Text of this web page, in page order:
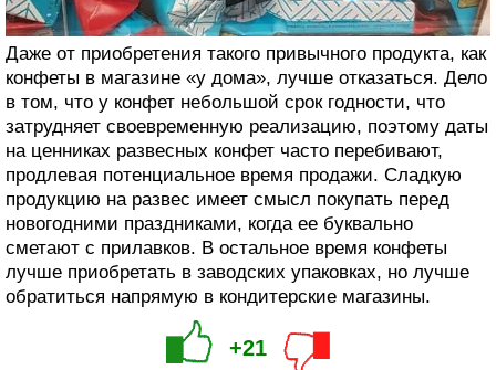
Даже от приобретения такого привычного продукта, как
конфеты в магазине «у дома», лучше отказаться. Дело
в том, что у конфет небольшой срок годности, что
затрудняет своевременную реализацию, поэтому даты
на ценниках развесных конфет часто перебивают,
продлевая потенциальное время продажи. Сладкую
продукцию на развес имеет смысл покупать перед
новогодними праздниками, когда ее буквально
сметают с прилавков. В остальное время конфеты
лучше приобретать в заводских упаковках, но лучше
обратиться напрямую в кондитерские магазины.
+21